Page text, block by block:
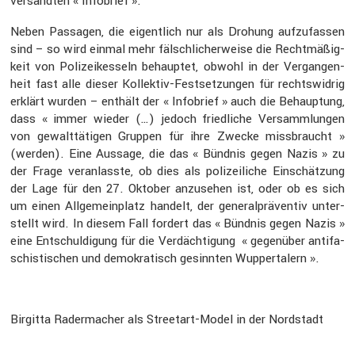
Neben Passagen, die eigent­lich nur als Drohung aufzu­fassen
sind – so wird einmal mehr fälsch­li­cher­weise die Recht­mä­ßig­
keit von Polizei­kes­seln behauptet, obwohl in der Vergan­gen­
heit fast alle dieser Kollektiv-Festset­zungen für rechts­widrig
erklärt wurden – enthält der « Infobrief » auch die Behaup­tung,
dass « immer wieder (…) jedoch fried­liche Versamm­lungen
von gewalt­tä­tigen Gruppen für ihre Zwecke missbraucht »
(werden). Eine Aussage, die das « Bündnis gegen Nazis » zu
der Frage veran­lasste, ob dies als polizei­liche Einschät­zung
der Lage für den 27. Oktober anzusehen ist, oder ob es sich
um einen Allge­mein­platz handelt, der general­prä­ventiv unter­
stellt wird. In diesem Fall fordert das « Bündnis gegen Nazis »
eine Entschul­di­gung für die Verdäch­ti­gung « gegen­über antifa­
schis­ti­schen und demokra­tisch gesinnten Wupper­ta­lern ».
Birgitta Rader­ma­cher als Streetart-Model in der Nordstadt